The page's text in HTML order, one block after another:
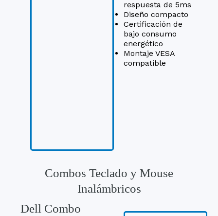
respuesta de 5ms
Diseño compacto
Certificación de
bajo consumo
energético
Montaje VESA
compatible
Combos Teclado y Mouse
Inalámbricos
Dell Combo